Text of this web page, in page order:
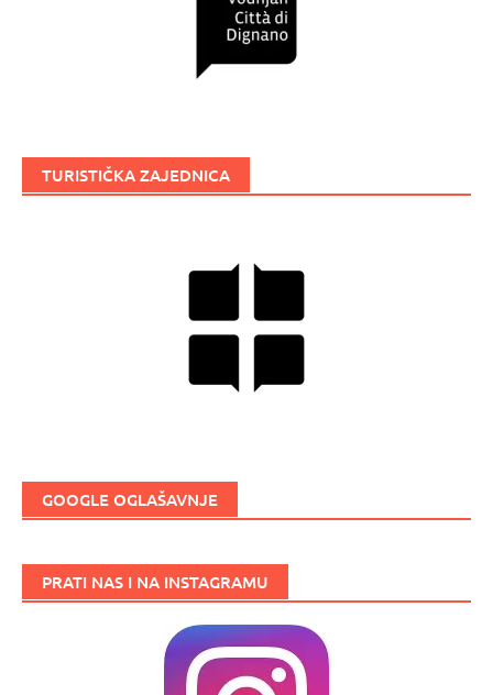
TURISTIČKA ZAJEDNICA
GOOGLE OGLAŠAVNJE
PRATI NAS I NA INSTAGRAMU